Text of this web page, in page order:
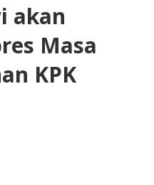
akan
Masa
KPK